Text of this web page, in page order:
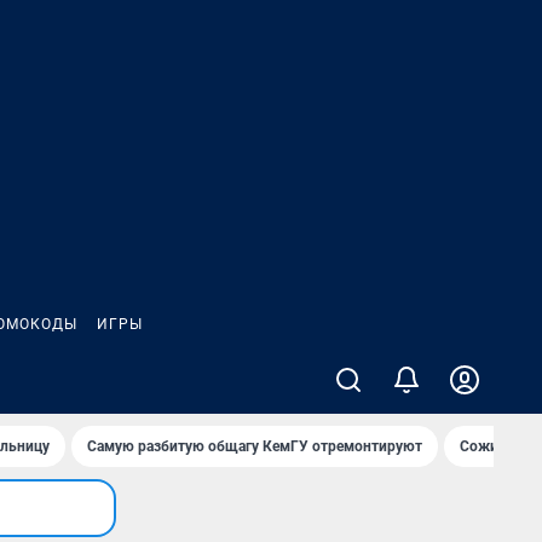
ИГРЫ
Самую разбитую общагу КемГУ отремонтируют